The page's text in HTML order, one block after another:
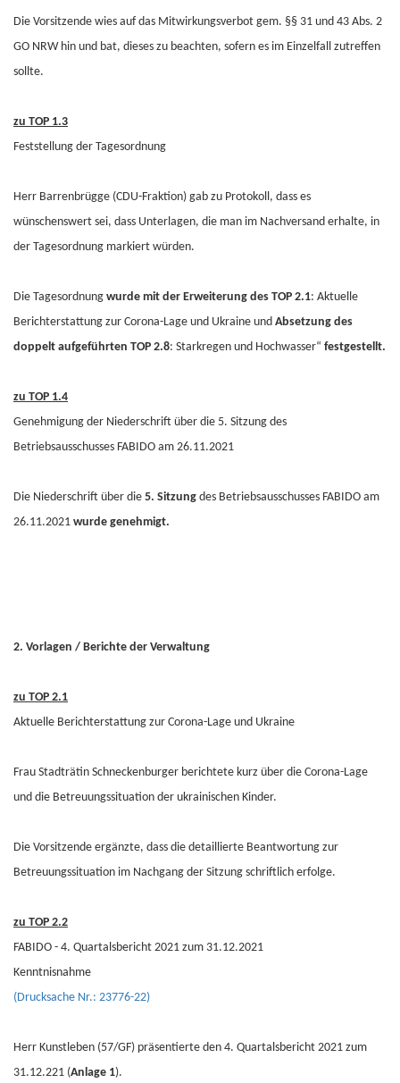
Die Vorsitzende wies auf das Mitwirkungsverbot gem. §§ 31 und 43 Abs. 2
GO NRW hin und bat, dieses zu beachten, sofern es im Einzelfall zutreffen
sollte.
zu TOP 1.3
Feststellung der Tagesordnung
Herr Barrenbrügge (CDU-Fraktion) gab zu Protokoll, dass es
wünschenswert sei, dass Unterlagen, die man im Nachversand erhalte, in
der Tagesordnung markiert würden.
Die Tagesordnung wurde mit der Erweiterung des TOP 2.1: Aktuelle
Berichterstattung zur Corona-Lage und Ukraine und Absetzung des
doppelt aufgeführten TOP 2.8: Starkregen und Hochwasser“ festgestellt.
zu TOP 1.4
Genehmigung der Niederschrift über die 5. Sitzung des
Betriebsausschusses FABIDO am 26.11.2021
Die Niederschrift über die 5. Sitzung des Betriebsausschusses FABIDO am
26.11.2021 wurde genehmigt.
2. Vorlagen / Berichte der Verwaltung
zu TOP 2.1
Aktuelle Berichterstattung zur Corona-Lage und Ukraine
Frau Stadträtin Schneckenburger berichtete kurz über die Corona-Lage
und die Betreuungssituation der ukrainischen Kinder.
Die Vorsitzende ergänzte, dass die detaillierte Beantwortung zur
Betreuungssituation im Nachgang der Sitzung schriftlich erfolge.
zu TOP 2.2
FABIDO - 4. Quartalsbericht 2021 zum 31.12.2021
Kenntnisnahme
(Drucksache Nr.: 23776-22)
Herr Kunstleben (57/GF) präsentierte den 4. Quartalsbericht 2021 zum
31.12.221 (Anlage 1).